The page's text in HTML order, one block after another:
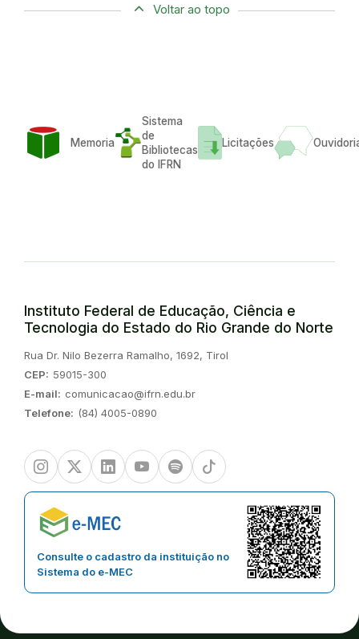
Voltar ao topo
Memoria
Sistema
de
Bibliotecas
do IFRN
Licitações
Instituto Federal de Educação, Ciência e
Tecnologia do Estado do Rio Grande do Norte
Endereço:
Rua Dr. Nilo Bezerra Ramalho, 1692, Tirol
CEP: 59015-300
E-mail: comunicacao@ifrn.edu.br
Telefone: (84) 4005-0890
InstagramTwitter/XLinkedinYoutubeSpotify TikTok
Consulte o cadastro da instituição no
Sistema do e-MEC